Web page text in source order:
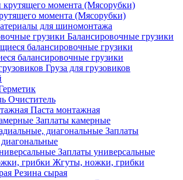
момента (Мясорубки)
для шиномонтажа
Балансировочные грузики
балансировочные грузики
Груза для грузовиков
Очиститель
Паста монтажная
Заплаты камерные
Заплаты
Заплаты универсальные
Жгуты, ножки, грибки
Резина сырая